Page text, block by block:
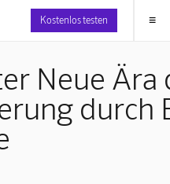
Kostenlos testen ≡
Neue
durch